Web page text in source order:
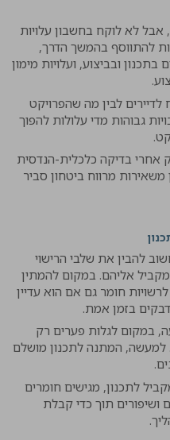
לא לוקח בחשבון עלויות
להתווסף בהמשך הדרך,
בתכנון ובביצוע, ועלויות מימון
לבין מה שהפרויקט
גבוהות מדי עלולות להפוך
אחרי בדיקה כלכלית-הנדסית
מרווח ביטחון סביר
להבין את שלבי הרישוי
אליהם. במקום להמתין
חומר גם אם הוא עדיין
בזמן אמת.
במקום לגלות פערים רק
למעשה, המתנה לתכנון מושלם
לתכנון, מגישים חומרים
ושיפורים תוך כדי קבלת